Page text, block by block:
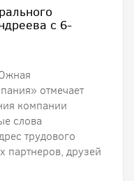
с 6-
отмечает
компании
слова
трудового
партнеров, друзей